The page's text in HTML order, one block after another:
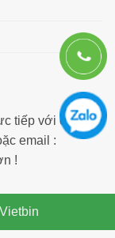
tiếp với chúng
email :
!